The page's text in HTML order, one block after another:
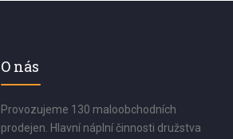
O nás
Provozujeme 130 maloobchodních
prodejen. Hlavní náplní činnosti družstva